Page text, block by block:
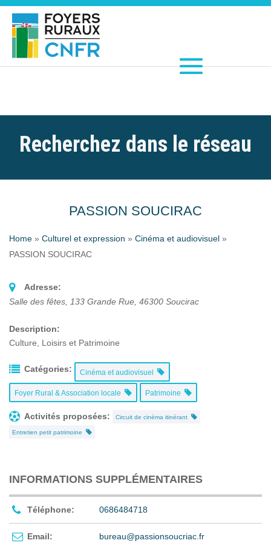
Recherchez dans le réseau
PASSION SOUCIRAC
Home » Culturel et expression » Cinéma et audiovisuel »
PASSION SOUCIRAC
Adresse:
Salle des fêtes, 133 Grande Rue 46300 Soucirac
Description:
Culture, Loisirs et Patrimoine
Catégories: Cinéma et audiovisuel
Foyer Rural & Association locale Patrimoine
Activités proposées: Circuit de cinéma itinérant
Entretien petit patrimoine
INFORMATIONS SUPPLÉMENTAIRES
Téléphone: 0686484718
Email: bureau@passionsoucriac.fr